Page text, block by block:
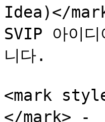
Idea)</
SVIP 아이
니다.
<mark
</mark> -